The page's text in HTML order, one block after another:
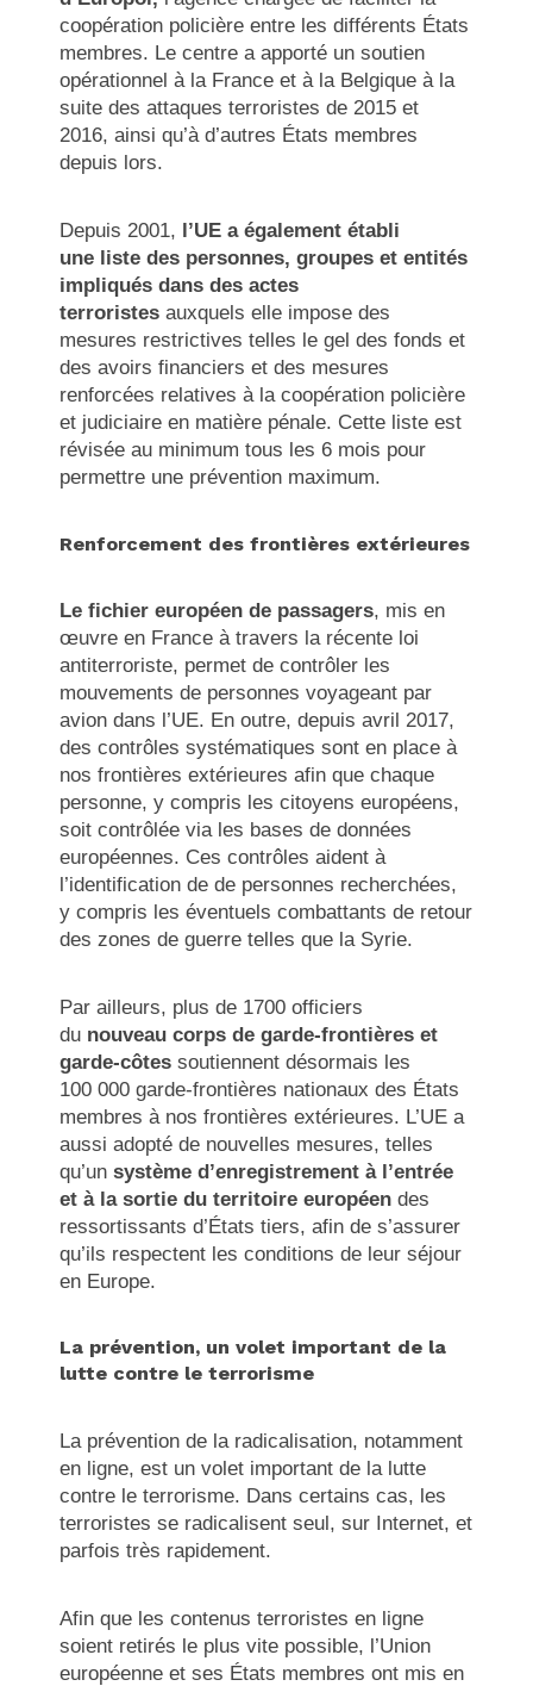
coopération policière entre les différents États
membres. Le centre a apporté un soutien
opérationnel à la France et à la Belgique à la
suite des attaques terroristes de 2015 et
2016, ainsi qu’à d’autres États membres
depuis lors.
Depuis 2001, l’UE a également établi
une liste des personnes, groupes et entités
impliqués dans des actes
terroristesauxquels elle impose des
mesures restrictives telles le gel des fonds et
des avoirs financiers et des mesures
renforcées relatives à la coopération policière
et judiciaire en matière pénale. Cette liste est
révisée au minimum tous les 6 mois pour
permettre une prévention maximum.
Renforcement des frontières extérieures
Le fichier européen de passagers, mis en
œuvre en France à travers la récente loi
antiterroriste, permet de contrôler les
mouvements de personnes voyageant par
avion dans l’UE. En outre, depuis avril 2017,
des contrôles systématiques sont en place à
nos frontières extérieures afin que chaque
personne, y compris les citoyens européens,
soit contrôlée via les bases de données
européennes. Ces contrôles aident à
l’identification de de personnes recherchées,
y compris les éventuels combattants de retour
des zones de guerre telles que la Syrie.
Par ailleurs, plus de 1700 officiers
du nouveau corps de garde-frontières et
garde-côtes soutiennent désormais les
100 000 garde-frontières nationaux des États
membres à nos frontières extérieures. L’UE a
aussi adopté de nouvelles mesures, telles
qu’unsystème d’enregistrement à l’entrée
et à la sortie du territoire européen des
ressortissants d’États tiers, afin de s’assurer
qu’ils respectent les conditions de leur séjour
en Europe.
La prévention, un volet important de la
lutte contre le terrorisme
La prévention de la radicalisation, notamment
en ligne, est un volet important de la lutte
contre le terrorisme. Dans certains cas, les
terroristes se radicalisent seul, sur Internet, et
parfois très rapidement.
Afin que les contenus terroristes en ligne
soient retirés le plus vite possible, l’Union
européenne et ses États membres ont mis en